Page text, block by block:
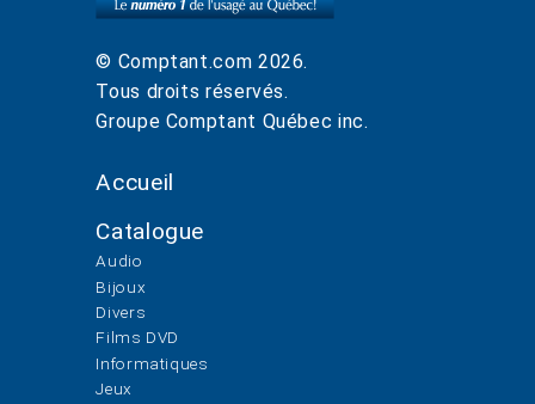
© Comptant.com 2026.
Tous droits réservés.
Groupe Comptant Québec inc.
Accueil
Catalogue
Audio
Bijoux
Divers
Films DVD
Informatiques
Jeux